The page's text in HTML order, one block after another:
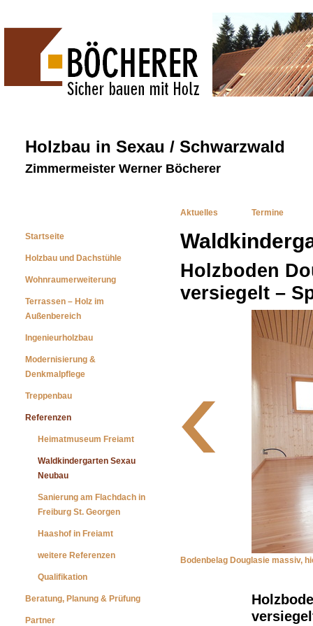
Holzbau in Sexau / Schwarzwald
Zimmermeister Werner Böcherer
Startseite
Holzbau und Dachstühle
Wohnraumerweiterung
Terrassen – Holz im
Außenbereich
Ingenieurholzbau
Modernisierung &
Denkmalpflege
Treppenbau
Referenzen
Heimatmuseum Freiamt
Waldkindergarten Sexau
Neubau
Sanierung am Flachdach in
Freiburg St. Georgen
Haashof in Freiamt
weitere Referenzen
Qualifikation
Beratung, Planung & Prüfung
Partner
Aktuelles Termine
Holzboden
versiegelt –
Bodenbelag Douglasie massiv,